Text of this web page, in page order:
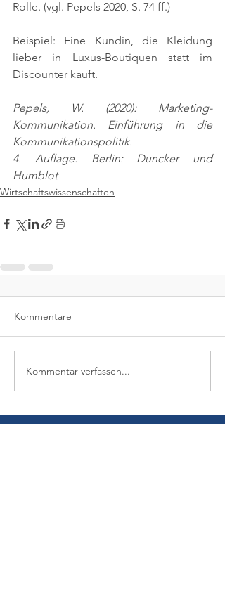
Rolle. (vgl. Pepels 2020, S. 74 ff.)
Beispiel: Eine Kundin, die Kleidung
lieber in Luxus-Boutiquen statt im
Discounter kauft.
Pepels, W. (2020): Marketing-
Kommunikation. Einführung in die
Kommunikationspolitik.
4. Auflage. Berlin: Duncker und
Humblot
Wirtschaftswissenschaften
Kommentare
Kommentar verfassen...